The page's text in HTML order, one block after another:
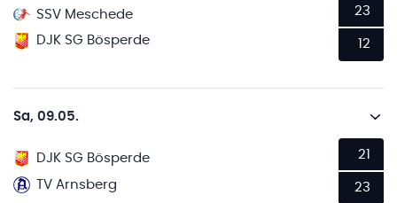
SSV Meschede
DJK SG Bösperde
23
12
Sa, 09.05.
DJK SG Bösperde
TV Arnsberg
21
23